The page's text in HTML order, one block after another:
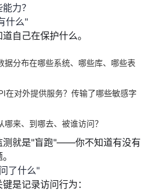
力？
什么"
自己在保护什么。
据分布在哪些系统、哪些库、哪些表
在对外提供服务？传输了哪些敏感字
哪来、到哪去、被谁访问？
测就是"盲跑"——你不知道有没有
了什么"
键是记录访问行为 ：